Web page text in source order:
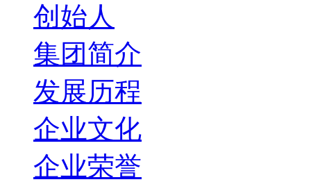
创始人
集团简介
发展历程
企业文化
企业荣誉